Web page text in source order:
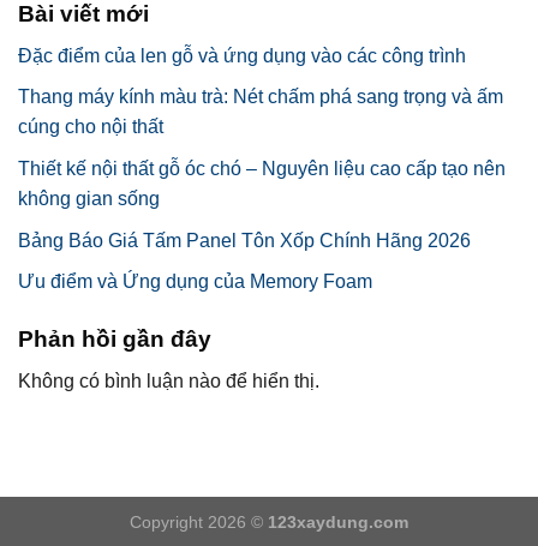
Bài viết mới
Đặc điểm của len gỗ và ứng dụng vào các công trình
Thang máy kính màu trà: Nét chấm phá sang trọng và ấm
cúng cho nội thất
Thiết kế nội thất gỗ óc chó – Nguyên liệu cao cấp tạo nên
không gian sống
Bảng Báo Giá Tấm Panel Tôn Xốp Chính Hãng 2026
Ưu điểm và Ứng dụng của Memory Foam
Phản hồi gần đây
Không có bình luận nào để hiển thị.
Copyright 2026 © 123xaydung.com